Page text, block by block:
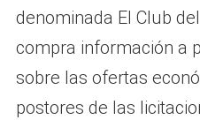
denominada El Club
compra información a
sobre las ofertas
postores de las